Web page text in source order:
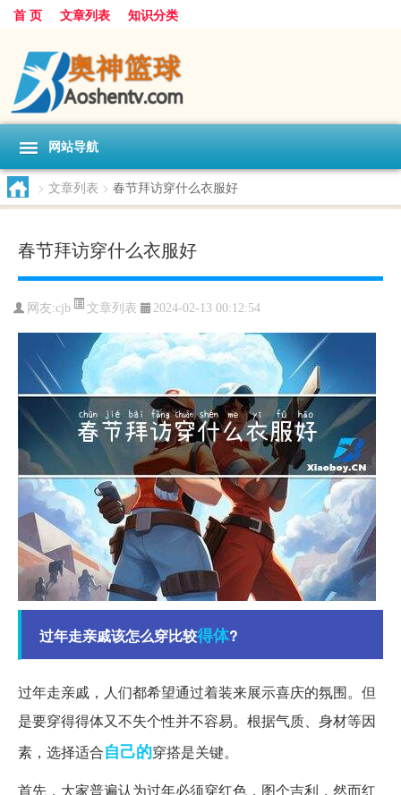
首 页 文章列表 知识分类
网站导航
> 文章列表 > 春节拜访穿什么衣服好
春节拜访穿什么衣服好
网友:cjb 文章列表 2024-02-13 00:12:54
过年走亲戚该怎么穿比较得体?
过年走亲戚，人们都希望通过着装来展示喜庆的氛围。但
是要穿得得体又不失个性并不容易。根据气质、身材等因
素，选择适合自己的穿搭是关键。
首先，大家普遍认为过年必须穿红色，图个吉利，然而红